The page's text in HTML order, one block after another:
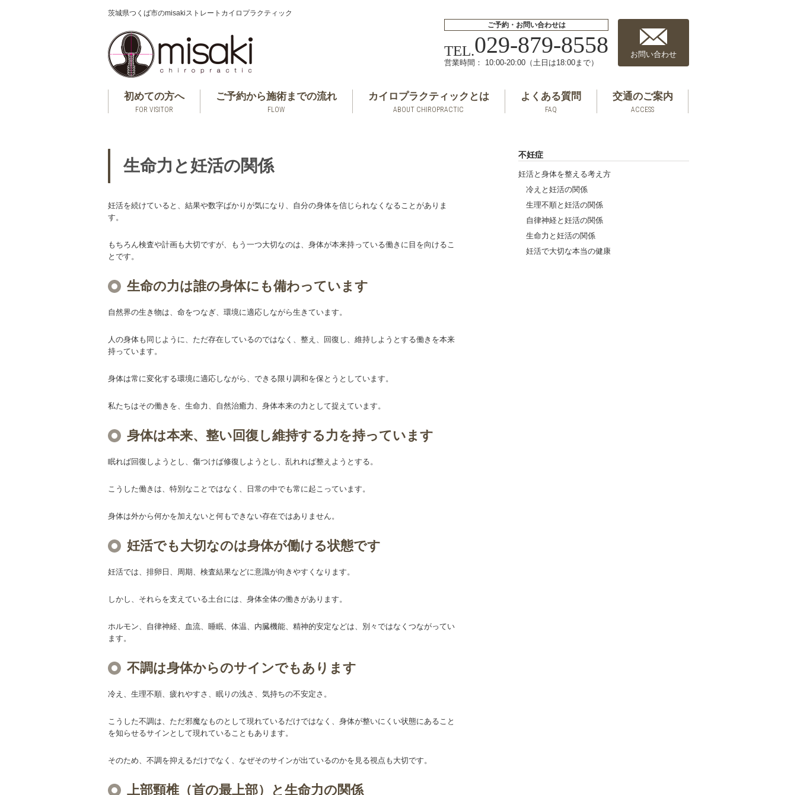
茨城県つくば市のmisakiストレートカイロプラクティック
ご予約・お問い合わせは
TEL.029-879-8558
営業時間： 10:00-20:00（土日は18:00まで）
お問い合わせ
初めての方へ
FOR VISITOR
ご予約から施術までの流れ
FLOW
カイロプラクティックとは
ABOUT CHIROPRACTIC
よくある質問
FAQ
交通のご案内
ACCESS
生命力と妊活の関係
妊活を続けていると、結果や数字ばかりが気になり、自分の身体を信じられなくなることがありま
す。
もちろん検査や計画も大切ですが、もう一つ大切なのは、身体が本来持っている働きに目を向けるこ
とです。
生命の力は誰の身体にも備わっています
自然界の生き物は、命をつなぎ、環境に適応しながら生きています。
人の身体も同じように、ただ存在しているのではなく、整え、回復し、維持しようとする働きを本来
持っています。
身体は常に変化する環境に適応しながら、できる限り調和を保とうとしています。
私たちはその働きを、生命力、自然治癒力、身体本来の力として捉えています。
身体は本来、整い回復し維持する力を持っています
眠れば回復しようとし、傷つけば修復しようとし、乱れれば整えようとする。
こうした働きは、特別なことではなく、日常の中でも常に起こっています。
身体は外から何かを加えないと何もできない存在ではありません。
妊活でも大切なのは身体が働ける状態です
妊活では、排卵日、周期、検査結果などに意識が向きやすくなります。
しかし、それらを支えている土台には、身体全体の働きがあります。
ホルモン、自律神経、血流、睡眠、体温、内臓機能、精神的安定などは、別々ではなくつながってい
ます。
不調は身体からのサインでもあります
冷え、生理不順、疲れやすさ、眠りの浅さ、気持ちの不安定さ。
こうした不調は、ただ邪魔なものとして現れているだけではなく、身体が整いにくい状態にあること
を知らせるサインとして現れていることもあります。
そのため、不調を抑えるだけでなく、なぜそのサインが出ているのかを見る視点も大切です。
上部頸椎（首の最上部）と生命力の関係
不妊症
妊活と身体を整える考え方
冷えと妊活の関係
生理不順と妊活の関係
自律神経と妊活の関係
生命力と妊活の関係
妊活で大切な本当の健康